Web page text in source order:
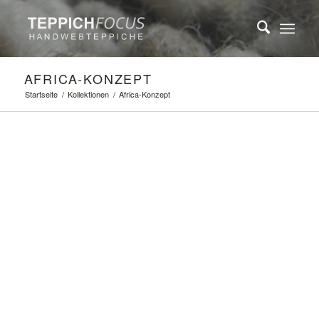
AFRICA-KONZEPT
Startseite / Kollektionen / Africa-Konzept